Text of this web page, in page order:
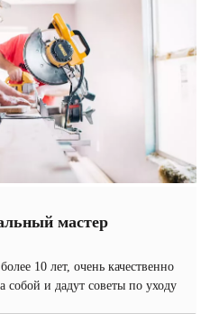
мастер
10 лет, очень качественно
собой и дадут советы по уходу